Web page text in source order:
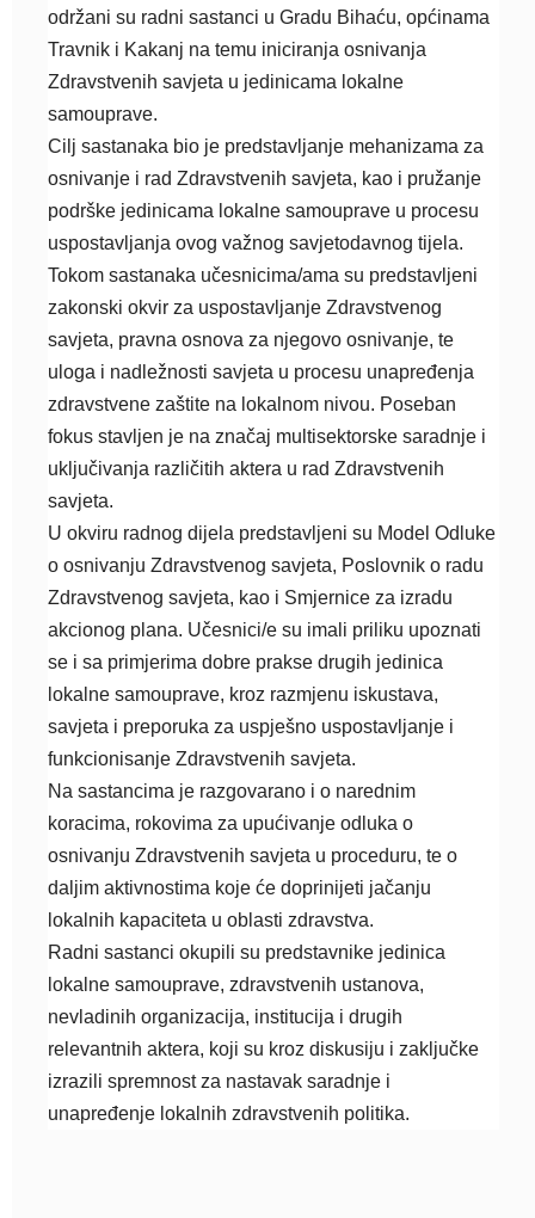
održani su radni sastanci u Gradu Bihaću, općinama
Travnik i Kakanj na temu iniciranja osnivanja
Zdravstvenih savjeta u jedinicama lokalne
samouprave.
Cilj sastanaka bio je predstavljanje mehanizama za
osnivanje i rad Zdravstvenih savjeta, kao i pružanje
podrške jedinicama lokalne samouprave u procesu
uspostavljanja ovog važnog savjetodavnog tijela.
Tokom sastanaka učesnicima/ama su predstavljeni
zakonski okvir za uspostavljanje Zdravstvenog
savjeta, pravna osnova za njegovo osnivanje, te
uloga i nadležnosti savjeta u procesu unapređenja
zdravstvene zaštite na lokalnom nivou. Poseban
fokus stavljen je na značaj multisektorske saradnje i
uključivanja različitih aktera u rad Zdravstvenih
savjeta.
U okviru radnog dijela predstavljeni su Model Odluke
o osnivanju Zdravstvenog savjeta, Poslovnik o radu
Zdravstvenog savjeta, kao i Smjernice za izradu
akcionog plana. Učesnici/e su imali priliku upoznati
se i sa primjerima dobre prakse drugih jedinica
lokalne samouprave, kroz razmjenu iskustava,
savjeta i preporuka za uspješno uspostavljanje i
funkcionisanje Zdravstvenih savjeta.
Na sastancima je razgovarano i o narednim
koracima, rokovima za upućivanje odluka o
osnivanju Zdravstvenih savjeta u proceduru, te o
daljim aktivnostima koje će doprinijeti jačanju
lokalnih kapaciteta u oblasti zdravstva.
Radni sastanci okupili su predstavnike jedinica
lokalne samouprave, zdravstvenih ustanova,
nevladinih organizacija, institucija i drugih
relevantnih aktera, koji su kroz diskusiju i zaključke
izrazili spremnost za nastavak saradnje i
unapređenje lokalnih zdravstvenih politika.